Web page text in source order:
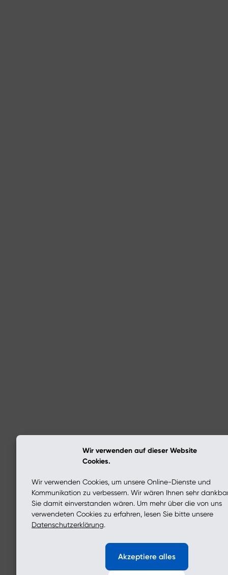
Wir verwenden auf dieser Website
Cookies.
Wir verwenden Cookies, um unsere Online-Dienste und
Kommunikation zu verbessern. Wir wären Ihnen sehr
Sie damit einverstanden wären. Um mehr über die von uns
verwendeten Cookies zu erfahren, lesen Sie bitte unsere
Datenschutzerklärung.
Akzeptiere alles